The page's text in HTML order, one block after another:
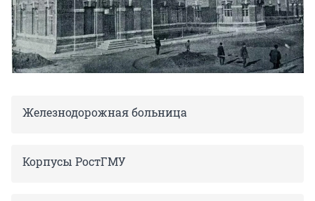
Железнодорожная больница
Корпусы РостГМУ